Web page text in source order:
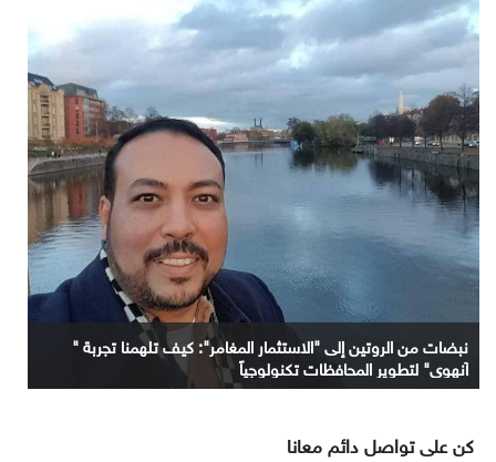
نبضات من الروتين إلى "الاستثمار المغامر": كيف تلهمنا تجربة "
آنهوي" لتطوير المحافظات تكنولوجياً
كن على تواصل دائم معانا